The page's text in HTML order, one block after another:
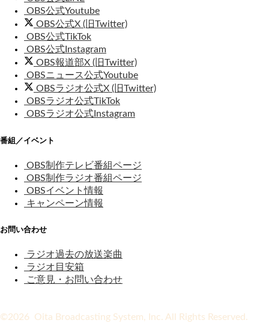
OBS公式Youtube
OBS公式X (旧Twitter)
OBS公式TikTok
OBS公式Instagram
OBS報道部X (旧Twitter)
OBSニュース公式Youtube
OBSラジオ公式X (旧Twitter)
OBSラジオ公式TikTok
OBSラジオ公式Instagram
番組／イベント
OBS制作テレビ番組ページ
OBS制作ラジオ番組ページ
OBSイベント情報
キャンペーン情報
お問い合わせ
ラジオ過去の放送楽曲
ラジオ目安箱
ご意見・お問い合わせ
©2026 Oita Broadcasting System, Inc. All Rights Reserved.